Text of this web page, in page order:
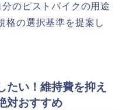
のピストバイクの用途
格の選択基準を提案し
たい！維持費を抑え
対おすすめ